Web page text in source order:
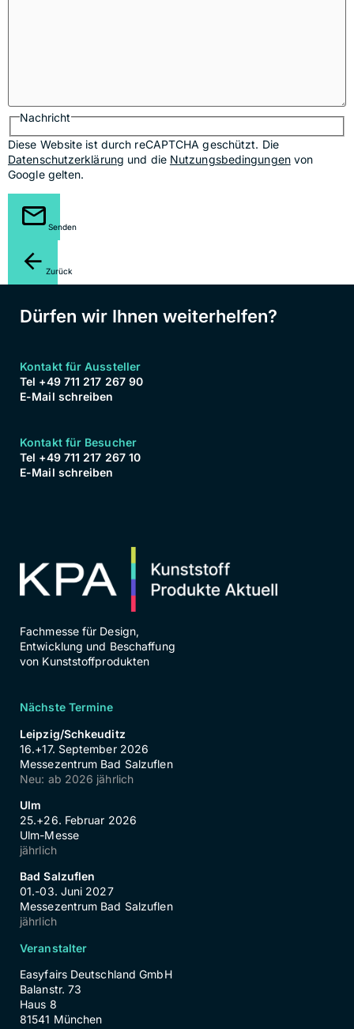
Nachricht
Diese Website ist durch reCAPTCHA geschützt. Die
Datenschutzerklärung und die Nutzungsbedingungenvon
Google gelten.
Senden
Zurück
Dürfen wir Ihnen weiterhelfen?
Kontakt für Aussteller
Tel +49 711 217 267 90
E-Mail schreiben
Kontakt für Besucher
Tel +49 711 217 267 10
E-Mail schreiben
Fachmesse für Design,
Entwicklung und Beschaffung
von Kunststoffprodukten
Nächste Termine
Leipzig/Schkeuditz
16.+17. September 2026
Messezentrum Bad Salzuflen
Neu: ab 2026 jährlich
Ulm
25.+26. Februar 2026
Ulm-Messe
jährlich
Bad Salzuflen
01.-03. Juni 2027
Messezentrum Bad Salzuflen
jährlich
Veranstalter
Easyfairs Deutschland GmbH
Balanstr. 73
Haus 8
81541 München